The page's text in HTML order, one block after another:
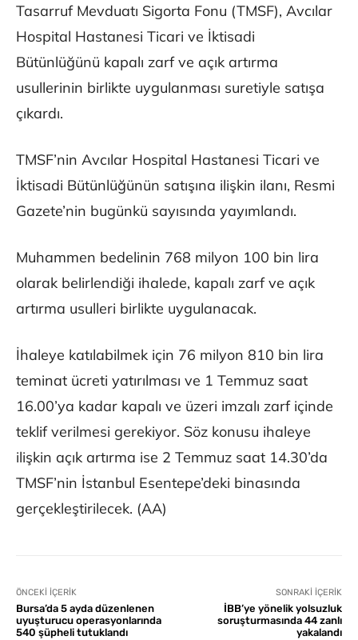
Tasarruf Mevduatı Sigorta Fonu (TMSF), Avcılar
Hospital Hastanesi Ticari ve İktisadi
Bütünlüğünü kapalı zarf ve açık artırma
usullerinin birlikte uygulanması suretiyle satışa
çıkardı.
TMSF’nin Avcılar Hospital Hastanesi Ticari ve
İktisadi Bütünlüğünün satışına ilişkin ilanı, Resmi
Gazete’nin bugünkü sayısında yayımlandı.
Muhammen bedelinin 768 milyon 100 bin lira
olarak belirlendiği ihalede, kapalı zarf ve açık
artırma usulleri birlikte uygulanacak.
İhaleye katılabilmek için 76 milyon 810 bin lira
teminat ücreti yatırılması ve 1 Temmuz saat
16.00’ya kadar kapalı ve üzeri imzalı zarf içinde
teklif verilmesi gerekiyor. Söz konusu ihaleye
ilişkin açık artırma ise 2 Temmuz saat 14.30’da
TMSF’nin İstanbul Esentepe’deki binasında
gerçekleştirilecek. (AA)
ÖNCEKI İÇERIK
Bursa’da 5 ayda düzenlenen
uyuşturucu operasyonlarında
540 şüpheli tutuklandı
SONRAKI İÇERIK
İBB’ye yönelik yolsuzluk
soruşturmasında 44 zanlı
yakalandı